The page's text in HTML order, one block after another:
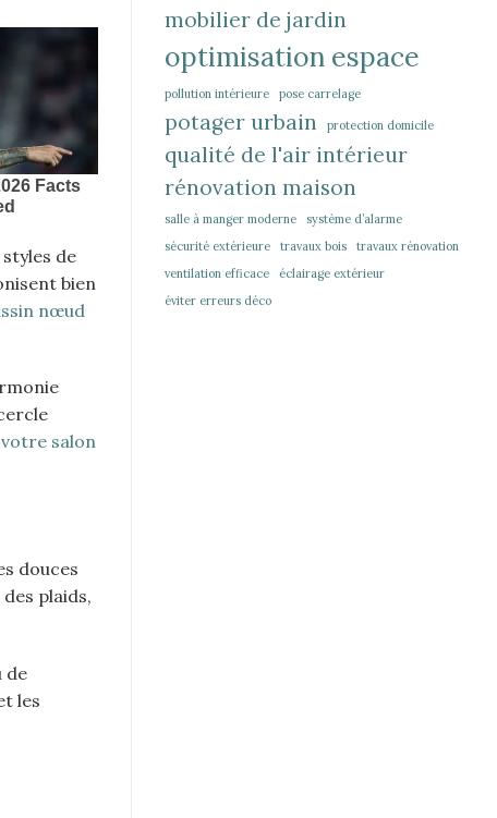
de
bien
nœud
salon
douces
plaids,
de
les
mobilier de jardin
optimisation espace
pollution intérieure pose carrelage
potager urbain protection domicile
qualité de l'air intérieur
rénovation maison
salle à manger moderne
système d’alarme
sécurité extérieure
travaux bois
travaux rénovation
ventilation efficace
éclairage extérieur
éviter erreurs déco